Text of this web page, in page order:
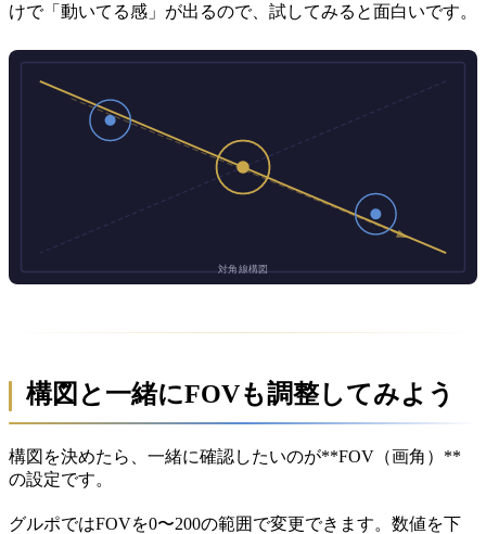
けで「動いてる感」が出るので、試してみると面白いです。
構図と一緒にFOVも調整してみよう
構図を決めたら、一緒に確認したいのが**FOV（画角）**
の設定です。
グルポではFOVを0〜200の範囲で変更できます。数値を下